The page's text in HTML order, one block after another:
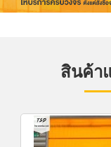
สินค้า